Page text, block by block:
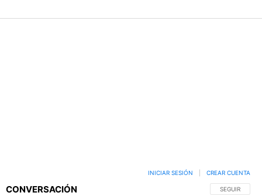
CONVERSACIÓN SIGA ESTA
SEGUIR
INICIAR SESIÓN CREAR CUENTA